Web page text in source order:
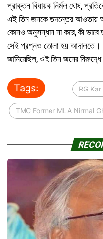
প্রাক্তন বিধায়ক নির্মল ঘোষ,
এই তিন জনকে তদন্তের আওতায়
কোনও অনুসন্ধান না করে, কী ভাবে
সেই প্রশ্নও তোলা হয় আদালতে।
জানিয়েছিল, ওই তিন জনের
Tags: RG
TMC Former MLA Nirmal